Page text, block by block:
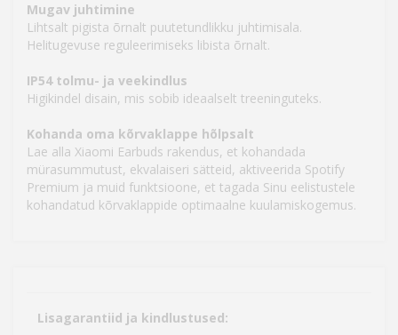
Mugav juhtimine
Lihtsalt pigista õrnalt puutetundlikku juhtimisala.
Helitugevuse reguleerimiseks libista õrnalt.
IP54 tolmu- ja veekindlus
Higikindel disain, mis sobib ideaalselt treeninguteks.
Kohanda oma kõrvaklappe hõlpsalt
Lae alla Xiaomi Earbuds rakendus, et kohandada
mürasummutust, ekvalaiseri sätteid, aktiveerida Spotify
Premium ja muid funktsioone, et tagada Sinu eelistustele
kohandatud kõrvaklappide optimaalne kuulamiskogemus.
Lisagarantiid ja kindlustused: